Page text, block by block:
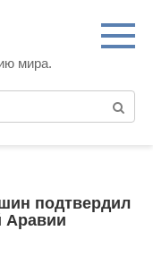
мира.
подтвердил
Аравии